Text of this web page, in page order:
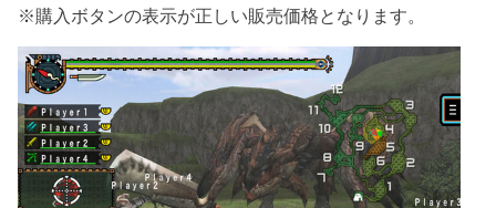
※購入ボタンの表示が正しい販売価格となります。